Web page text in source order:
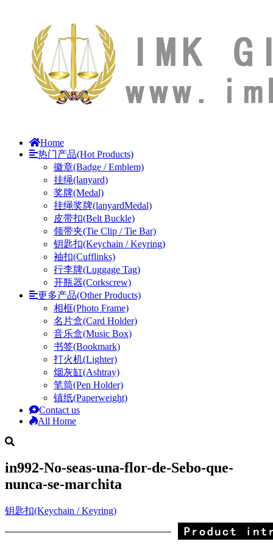
Home
热门产品(Hot Products)
徽章(Badge / Emblem)
挂绳(lanyard)
奖牌(Medal)
挂绳奖牌(lanyardMedal)
皮带扣(Belt Buckle)
领带夹(Tie Clip / Tie Bar)
钥匙扣(Keychain / Keyring)
袖扣(Cufflinks)
行李牌(Luggage Tag)
开瓶器(Corkscrew)
更多产品(Other Products)
相框(Photo Frame)
名片盒(Card Holder)
音乐盒(Music Box)
书签(Bookmark)
打火机(Lighter)
烟灰缸(Ashtray)
笔筒(Pen Holder)
镇纸(Paperweight)
Contact us
All Home
in992-No-seas-una-flor-de-Sebo-que-
nunca-se-marchita
钥匙扣(Keychain / Keyring)